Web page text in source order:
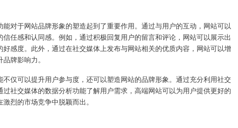
对于网站品牌形象的塑造起到了重要作用。通过与用户的互动，网站可以
任感和认同感。例如，通过积极回复用户的留言和评论，网站可以展示出
感度。此外，通过在社交媒体上发布与网站相关的优质内容，网站可以增
牌影响力。
仅可以提升用户参与度，还可以塑造网站的品牌形象。通过充分利用社交
社交媒体的数据分析功能了解用户需求，高端网站可以为用户提供更好的
烈的市场竞争中脱颖而出。